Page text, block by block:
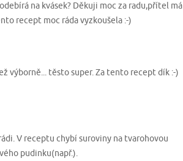
na kvásek? Děkuji moc za radu,přítel má
recept moc ráda vyzkoušela :-)
výborně... těsto super. Za tento recept dík :-)
V receptu chybí suroviny na tvarohovou
pudinku(např.).